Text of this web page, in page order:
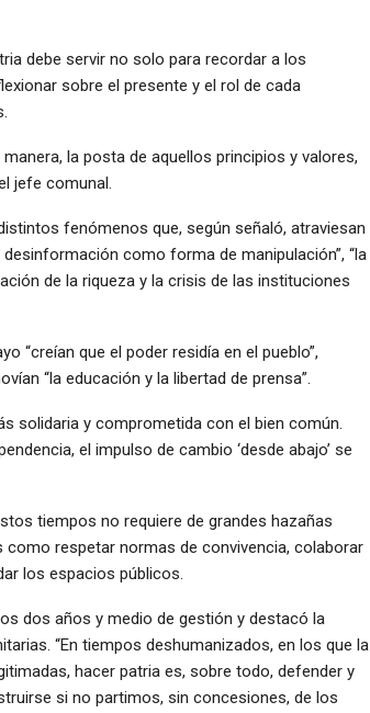
debe servir no solo para recordar a los
sobre el presente y el rol de cada
la posta de aquellos principios y valores,
jefe comunal.
fenómenos que, según señaló, atraviesan
como forma de manipulación”, “la
de la riqueza y la crisis de las instituciones
“creían que el poder residía en el pueblo”,
“la educación y la libertad de prensa”.
solidaria y comprometida con el bien común.
el impulso de cambio ‘desde abajo’ se
tiempos no requiere de grandes hazañas
respetar normas de convivencia, colaborar
los espacios públicos.
dos años y medio de gestión y destacó la
“En tiempos deshumanizados, en los que la
hacer patria es, sobre todo, defender y
si no partimos, sin concesiones, de los